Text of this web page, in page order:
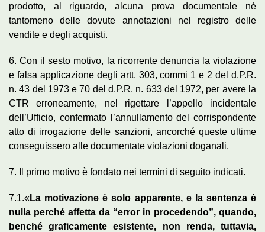
prodotto, al riguardo, alcuna prova documentale né
tantomeno delle dovute annotazioni nel registro delle
vendite e degli acquisti.
6. Con il sesto motivo, la ricorrente denuncia la violazione
e falsa applicazione degli artt. 303, commi 1 e 2 del d.P.R.
n. 43 del 1973 e 70 del d.P.R. n. 633 del 1972, per avere la
CTR erroneamente, nel rigettare l’appello incidentale
dell’Ufficio, confermato l’annullamento del corrispondente
atto di irrogazione delle sanzioni, ancorché queste ultime
conseguissero alle documentate violazioni doganali.
7. Il primo motivo è fondato nei termini di seguito indicati.
7.1.«La motivazione è solo apparente, e la sentenza è
nulla perché affetta da “error in procedendo”, quando,
benché graficamente esistente, non renda, tuttavia,